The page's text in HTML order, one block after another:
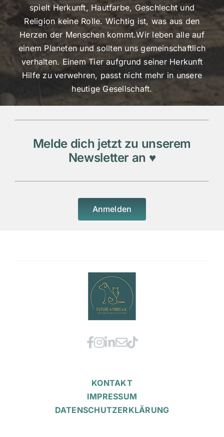
spielt Herkunft, Hautfarbe, Geschlecht und
Religion keine Rolle. Wichtig ist, was aus den
Herzen der Menschen kommt.Wir leben alle auf
einem Planeten und sollten uns gemeinschaftlich
verhalten. Einem Tier aufgrund seiner Herkunft
Hilfe zu verwehren, passt nicht mehr in unsere
heutige Gesellschaft.
Melde dich jetzt zu unserem
Newsletter an ♥
Anmelden
KONTAKT
IMPRESSUM
DATENSCHUTZERKLÄRUNG